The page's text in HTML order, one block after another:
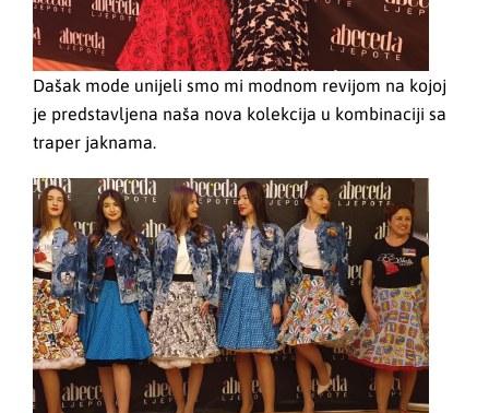
Dašak mode unijeli smo mi modnom revijom na kojoj
je predstavljena naša nova kolekcija u kombinaciji sa
traper jaknama.